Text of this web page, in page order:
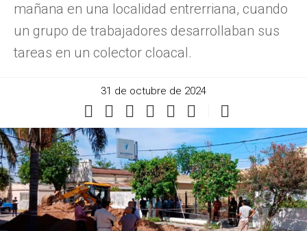
mañana en una localidad entrerriana, cuando
un grupo de trabajadores desarrollaban sus
tareas en un colector cloacal.
31 de octubre de 2024